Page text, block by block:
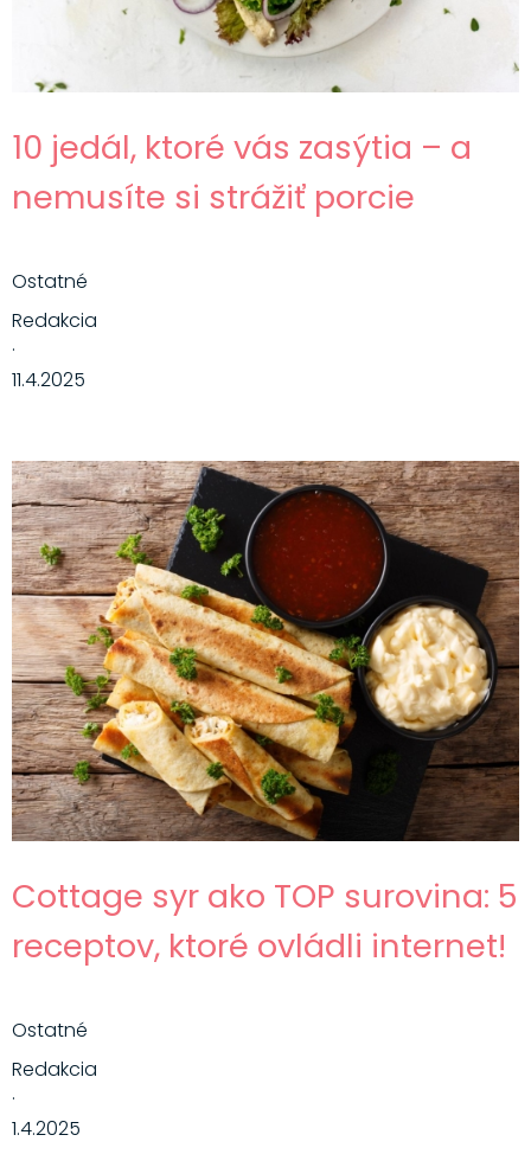
10 jedál, ktoré vás zasýtia – a
nemusíte si strážiť porcie
Ostatné
Redakcia
·
11.4.2025
Cottage syr ako TOP surovina: 5
receptov, ktoré ovládli internet!
Ostatné
Redakcia
·
1.4.2025